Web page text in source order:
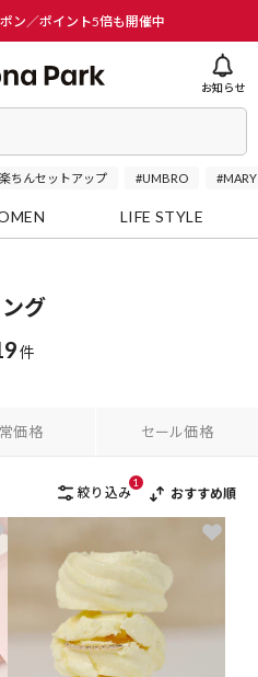
ン／ポイント5倍も開催中
お知らせ
ちんセットアップ #UMBRO
LIFE STYLE
ング
件
価格 セール価格
絞り込み
1
おすすめ順